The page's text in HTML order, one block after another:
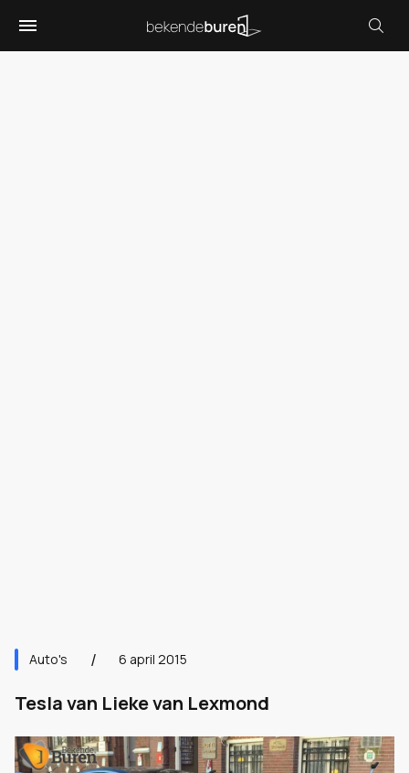
Auto's 6 april 2015
Tesla van Lieke van Lexmond